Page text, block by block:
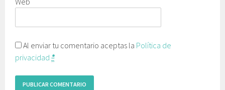
Al enviar tu comentario aceptas la Política de
privacidad *